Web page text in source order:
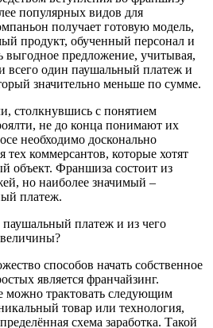
популярных видов для
получает готовую модель,
продукт, обученный персонал и
выгодное предложение, учитывая,
всего один паушальный платеж и
значительно меньше по сумме.
столкнувшись с понятием
не до конца понимают их
необходимо досконально
тех коммерсантов, которые хотят
объект. Франшиза состоит из
но наиболее значимый –
платеж.
платеж и из чего
величины?
способов начать собственное
является франчайзинг.
можно трактовать следующим
товар или технология,
схема заработка. Такой